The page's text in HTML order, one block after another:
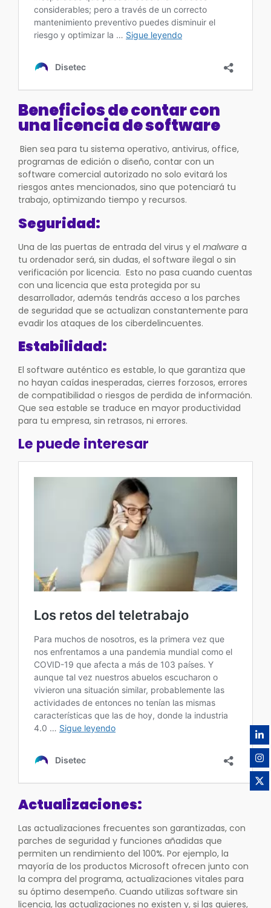
Beneficios de contar con
una licencia de software
Bien sea para tu sistema operativo, antivirus, office,
programas de edición o diseño, contar con un
software comercial autorizado no solo evitará los
riesgos antes mencionados, sino que potenciará tu
trabajo, optimizando tiempo y recursos.
Seguridad:
Una de las puertas de entrada del virus y el malware a
tu ordenador será, sin dudas, el software ilegal o sin
verificación por licencia. Esto no pasa cuando cuentas
con una licencia que esta protegida por su
desarrollador, además tendrás acceso a los parches
de seguridad que se actualizan constantemente para
evadir los ataques de los ciberdelincuentes.
Estabilidad:
El software auténtico es estable, lo que garantiza que
no hayan caídas inesperadas, cierres forzosos, errores
de compatibilidad o riesgos de perdida de información.
Que sea estable se traduce en mayor productividad
para tu empresa, sin retrasos, ni errores.
Le puede interesar
Actualizaciones:
Las actualizaciones frecuentes son garantizadas, con
parches de seguridad y funciones añadidas que
permiten un rendimiento del 100%. Por ejemplo, la
mayoría de los productos Microsoft ofrecen junto con
la compra del programa, actualizaciones vitales para
su óptimo desempeño. Cuando utilizas software sin
licencia, las actualizaciones no existen y, si las quieres,